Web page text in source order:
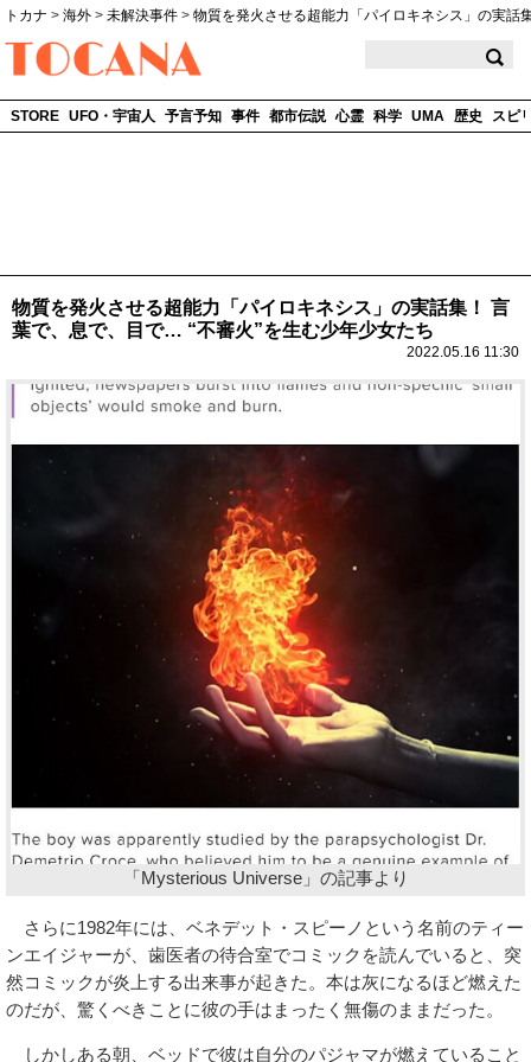
トカナ > 海外 > 未解決事件 > 物質を発火させる超能力「パイロキネシス」の実話
STORE UFO・宇宙人 予言予知 事件 都市伝説 心霊 科学 UMA 歴史 スピ
物質を発火させる超能力「パイロキネシス」の実話集！ 言
葉で、息で、目で… “不審火”を生む少年少女たち
2022.05.16 11:30
「Mysterious Universe」の記事より
さらに1982年には、ベネデット・スピーノという名前のティー
ンエイジャーが、歯医者の待合室でコミックを読んでいると、突
然コミックが炎上する出来事が起きた。本は灰になるほど燃えた
のだが、驚くべきことに彼の手はまったく無傷のままだった。
しかしある朝、ベッドで彼は自分のパジャマが燃えていること